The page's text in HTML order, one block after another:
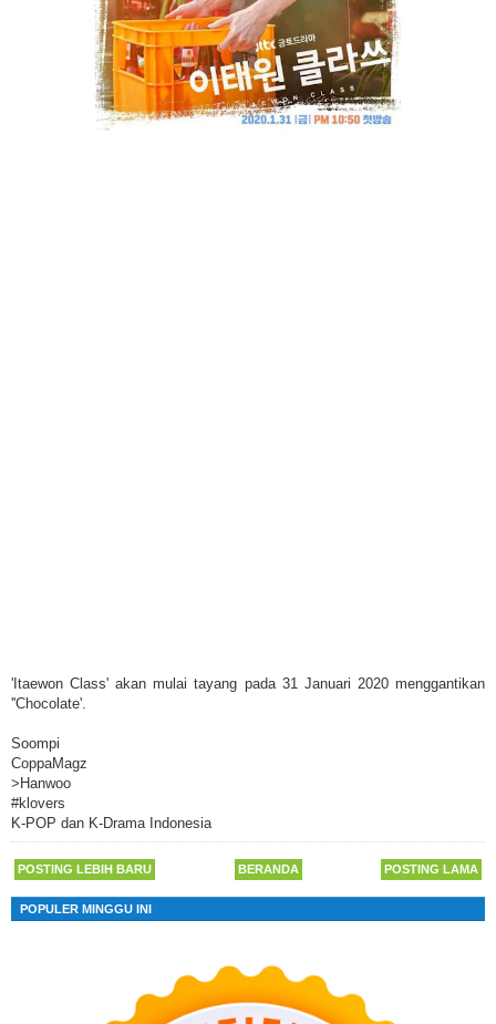
'Itaewon Class' akan mulai tayang pada 31 Januari 2020 menggantikan
''Chocolate'.
Soompi
CoppaMagz
>Hanwoo
#klovers
K-POP dan K-Drama Indonesia
POSTING LEBIH BARU POSTING LAMA
BERANDA
POPULER MINGGU INI